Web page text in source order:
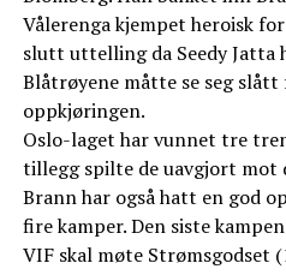
Vålerenga kjempet heroisk
slutt uttelling da Seedy Jatta
Blåtrøyene måtte se seg
oppkjøringen.
Oslo-laget har vunnet tre
tillegg spilte de uavgjort mot
Brann har også hatt en god
fire kamper. Den siste
VIF skal møte Strømsgodset